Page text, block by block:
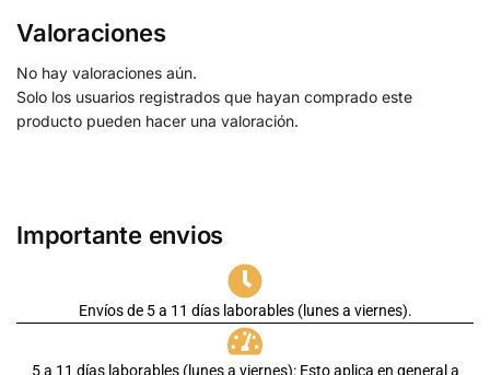
Valoraciones
No hay valoraciones aún.
Solo los usuarios registrados que hayan comprado este
producto pueden hacer una valoración.
Importante envios
Envíos de 5 a 11 días laborables (lunes a viernes).
5 a 11 días laborables (lunes a viernes): Esto aplica en general a